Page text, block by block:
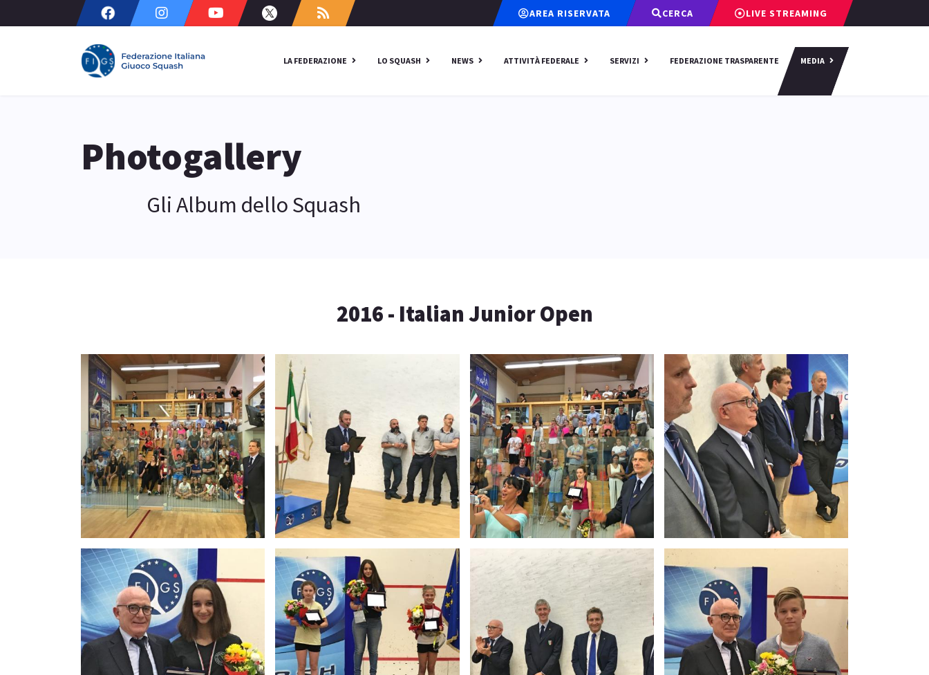
AREA RISERVATA CERCA LIVE STREAMING
LA FEDERAZIONE LO SQUASH NEWS ATTIVITÀ FEDERALE SERVIZI FEDERAZIONE TRASPARENTE MEDIA
Photogallery
Gli Album dello Squash
2016 - Italian Junior Open